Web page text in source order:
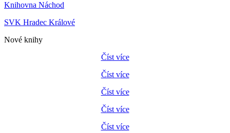
Knihovna Náchod
SVK Hradec Králové
Nové knihy
Číst více
Číst více
Číst více
Číst více
Číst více